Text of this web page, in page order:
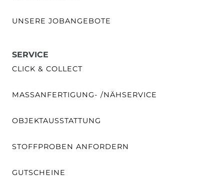
UNSERE JOBANGEBOTE
SERVICE
CLICK & COLLECT
MASSANFERTIGUNG- /NÄHSERVICE
OBJEKTAUSSTATTUNG
STOFFPROBEN ANFORDERN
GUTSCHEINE